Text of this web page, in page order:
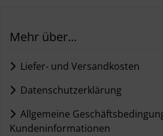
Mehr über...
Liefer- und Versandkosten
Datenschutzerklärung
Allgemeine
Kundeninformationen